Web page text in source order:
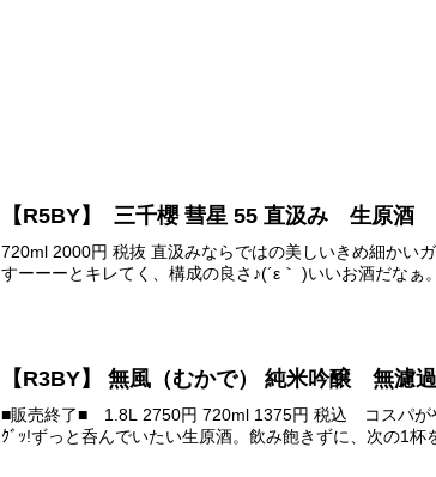
【R5BY】 三千櫻 彗星 55 直汲み 生原酒
720ml 2000円 税抜 直汲みならではの美しいきめ細かい
すーーーとキレてく、構成の良さ♪(´ε｀ )いいお酒だなぁ
【R3BY】 無風（むかで） 純米吟醸 無濾
■販売終了■ 1.8L 2750円 720ml 1375円 税込 コスパが
ｸﾞｯ!ずっと呑んでいたい生原酒。飲み飽きずに、次の1杯